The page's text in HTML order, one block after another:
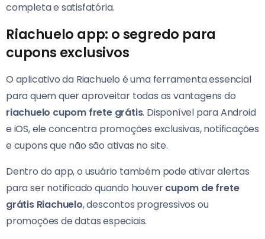
completa e satisfatória.
Riachuelo app: o segredo para
cupons exclusivos
O aplicativo da Riachuelo é uma ferramenta essencial
para quem quer aproveitar todas as vantagens do
riachuelo cupom frete grátis. Disponível para Android
e iOS, ele concentra promoções exclusivas, notificações
e cupons que não são ativas no site.
Dentro do app, o usuário também pode ativar alertas
para ser notificado quando houvercupom de frete
grátis Riachuelo, descontos progressivos ou
promoções de datas especiais.